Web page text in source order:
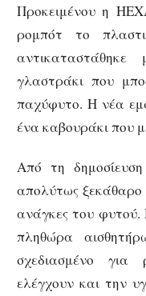
Προκειμένου η
ρομπότ το
αντικαταστάθηκε
γλαστράκι που
παχύφυτο. Η νέα
ένα καβουράκι που
Από τη
απολύτως ξεκάθαρο
ανάγκες του
πληθώρα
σχεδιασμένο
ελέγχουν και την